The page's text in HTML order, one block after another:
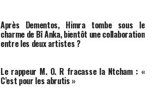
Après Dementos, Himra tombe sous le
charme de Bî Anka, bientôt une collaboration
entre les deux artistes ?
Le rappeur M. O. R fracasse la Ntcham : «
C’est pour les abrutis »